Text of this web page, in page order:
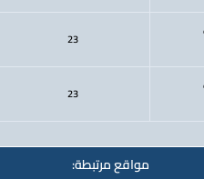
23
23
مواقع مرتبطة: